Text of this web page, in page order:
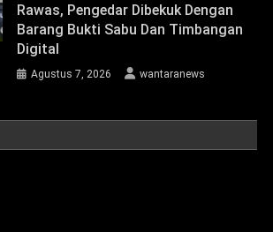
Rawas, Pengedar Dibekuk Dengan
Barang Bukti Sabu Dan Timbangan
Digital
Agustus 7, 2026 wantaranews